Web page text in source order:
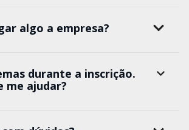
algo a empresa?
durante a inscrição.
me ajudar?